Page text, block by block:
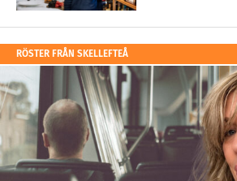
RÖSTER FRÅN SKELLEFTEÅ